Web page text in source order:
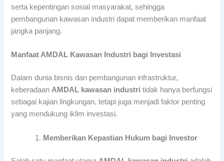
serta kepentingan sosial masyarakat, sehingga
pembangunan kawasan industri dapat memberikan manfaat
jangka panjang.
Manfaat AMDAL Kawasan Industri bagi Investasi
Dalam dunia bisnis dan pembangunan infrastruktur,
keberadaanAMDAL kawasan industri tidak hanya berfungsi
sebagai kajian lingkungan, tetapi juga menjadi faktor penting
yang mendukung iklim investasi.
Memberikan Kepastian Hukum bagi Investor